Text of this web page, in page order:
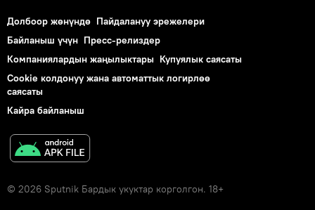
Долбоор жөнүндө Пайдалануу эрежелери
Байланыш үчүн Пресс-релиздер
Компаниялардын жаңылыктары Купуялык саясаты
Cookie колдонуу жана автоматтык логирлөө
саясаты
Кайра байланыш
© 2026 Sputnik Бардык укуктар корголгон. 18+